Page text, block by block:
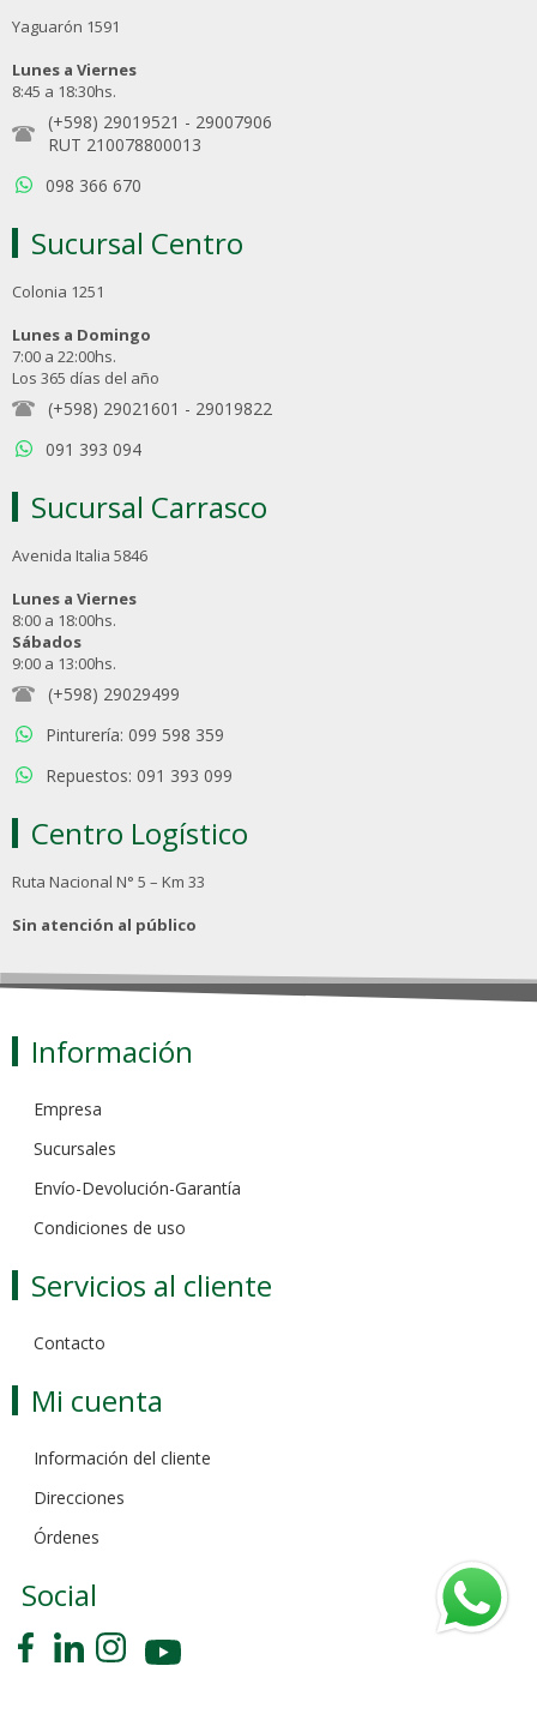
Yaguarón 1591
Lunes a Viernes
8:45 a 18:30hs.
(+598) 29019521 - 29007906
RUT 210078800013
098 366 670
Sucursal Centro
Colonia 1251
Lunes a Domingo
7:00 a 22:00hs.
Los 365 días del año
(+598) 29021601 - 29019822
091 393 094
Sucursal Carrasco
Avenida Italia 5846
Lunes a Viernes
8:00 a 18:00hs.
Sábados
9:00 a 13:00hs.
(+598) 29029499
Pinturería: 099 598 359
Repuestos: 091 393 099
Centro Logístico
Ruta Nacional N° 5 – Km 33
Sin atención al público
Información
Empresa
Sucursales
Envío-Devolución-Garantía
Condiciones de uso
Servicios al cliente
Contacto
Mi cuenta
Información del cliente
Direcciones
Órdenes
Social